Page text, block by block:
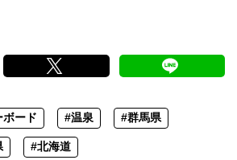
ボード #温泉 #群馬県
#北海道